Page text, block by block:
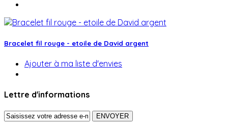
Bracelet fil rouge - etoile de David argent
Ajouter à ma liste d'envies
Lettre d'informations
ENVOYER